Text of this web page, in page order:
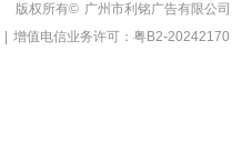
版权所有© 广州市利铭广告有限公司
增值电信业务许可：粤B2-20242170